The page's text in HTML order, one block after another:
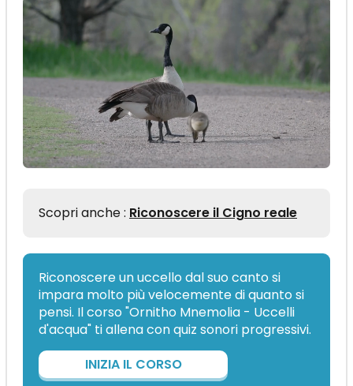
Scopri anche : Riconoscere il Cigno reale
Riconoscere un uccello dal suo canto si
impara molto più velocemente di quanto si
pensi. Il corso "Ornitho Mnemolia - Uccelli
d'acqua" ti allena con quiz sonori progressivi.
INIZIA IL CORSO